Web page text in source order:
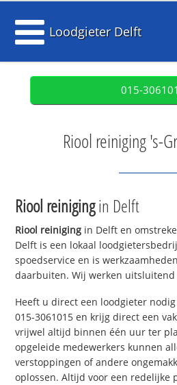
Loodgieter Delft
015-
Riool reiniging 's-
Riool reinigingin Delft
Riool reiniging in Delft en
Delft is een lokaal
spoedservice en is
daarbuiten. Wij werken
Heeft u direct een loodgieter
015-3061015 en krijg direct een
vrijwel altijd binnen één uur ter
opgeleide medewerkers kunnen
verstoppingen of andere
oplossen. Altijd voor een redelijke